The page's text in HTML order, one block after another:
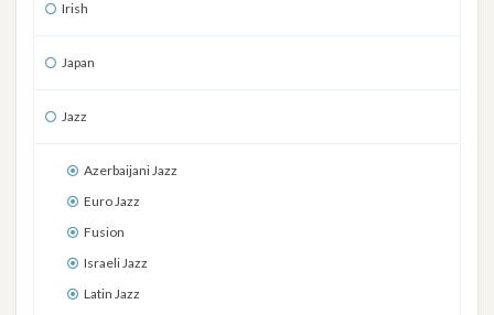
Irish
Japan
Jazz
Azerbaijani Jazz
Euro Jazz
Fusion
Israeli Jazz
Latin Jazz